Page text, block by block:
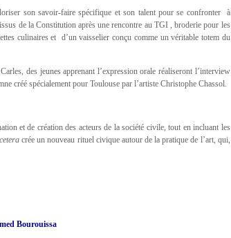
son savoir-faire spécifique et son talent pour se confronter à
de la Constitution après une rencontre au TGI , broderie pour les
culinaires et d’un vaisselier conçu comme un véritable totem du
des jeunes apprenant l’expression orale réaliseront l’interview
créé spécialement pour Toulouse par l’artiste Christophe Chassol.
et de création des acteurs de la société civile, tout en incluant les
crée un nouveau rituel civique autour de la pratique de l’art, qui,
Bourouissa